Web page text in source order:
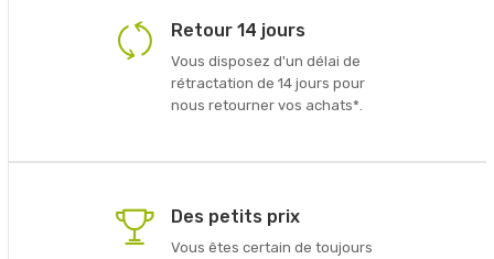
Retour 14 jours
Vous disposez d'un délai de
rétractation de 14 jours pour
nous retourner vos achats*.
Des petits prix
Vous êtes certain de toujours